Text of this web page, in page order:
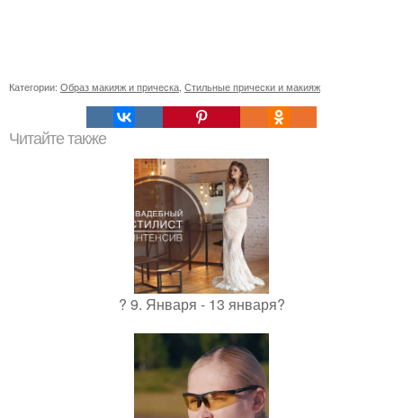
Категории: Образ макияж и прическа Стильные прически и макияж
Читайте также
? 9. Января - 13 января?